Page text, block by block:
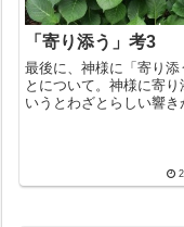
「寄り添う」考3
最後に、神様に「寄り添
とについて。神様に寄り
いうとわざとらしい響き
る、とか。どちらでも
なことなのだが、ボクと